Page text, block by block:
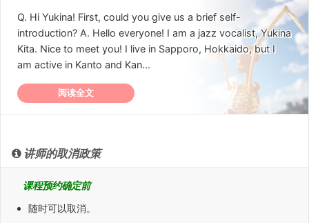
Q. Hi Yukina! First, could you give us a brief self-
introduction? A. Hello everyone! I am a jazz vocalist, Yukina
Kita. Nice to meet you! I live in Sapporo, Hokkaido, but I
am active in Kanto and Kan...
阅读全文
讲师的取消政策
课程预约确定前
随时可以取消。